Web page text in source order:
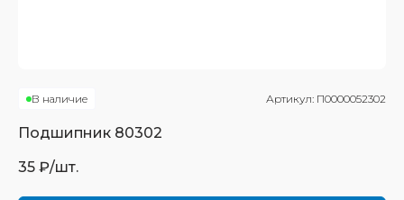
В наличие Артикул: П0000052302
Подшипник 80302
35 ₽/шт.